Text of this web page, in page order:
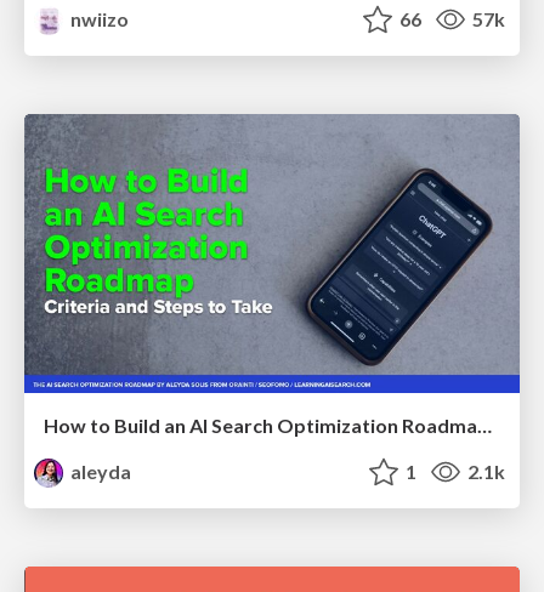
nwiizo
66 57k
aleyda
1 2.1k